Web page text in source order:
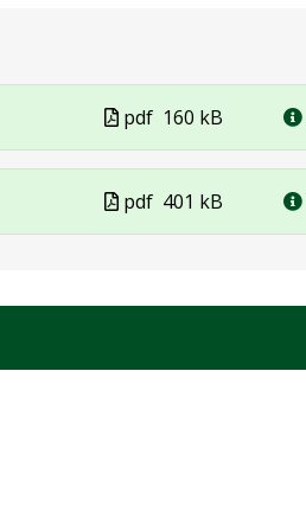
Plik
w
formacie
pdf 160 kB
Plik
w
pdf 401 kB